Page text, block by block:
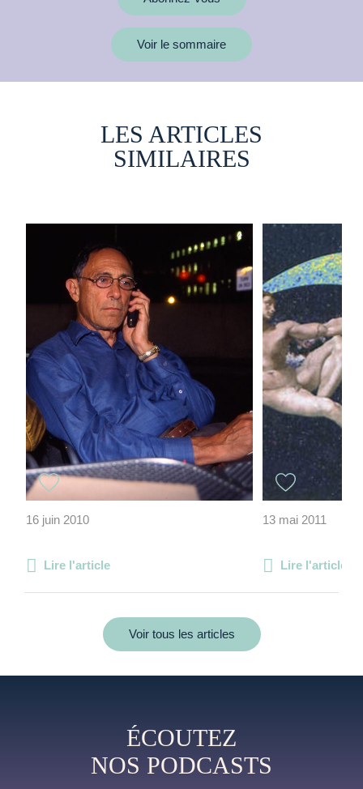
Voir le sommaire
LES ARTICLES
SIMILAIRES
16 juin 2010
Lire l'article
13 mai 2011
Lire l'article
Voir tous les articles
ÉCOUTEZ
NOS PODCASTS